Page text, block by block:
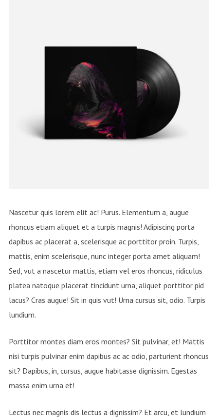
Nascetur quis lorem elit ac! Purus. Elementum a, augue
rhoncus etiam aliquet et a turpis magnis! Adipiscing porta
dapibus ac placerat a, scelerisque ac porttitor proin. Turpis,
mattis, enim scelerisque, nunc integer porta amet aliquam!
Sed, vut a nascetur mattis, etiam vel eros rhoncus, ridiculus
platea natoque placerat tincidunt urna, aliquet porttitor pid
lacus? Cras augue! Sit in quis vut! Urna cursus sit, odio. Turpis
lundium.
Porttitor montes diam eros montes? Sit pulvinar, et! Mattis
nisi turpis pulvinar enim dapibus ac ac odio, parturient rhoncus
sit? Dapibus, in, cursus, augue habitasse dignissim. Egestas
massa enim urna et!
Lectus nec magnis dis lectus a dignissim? Et arcu, et lundium